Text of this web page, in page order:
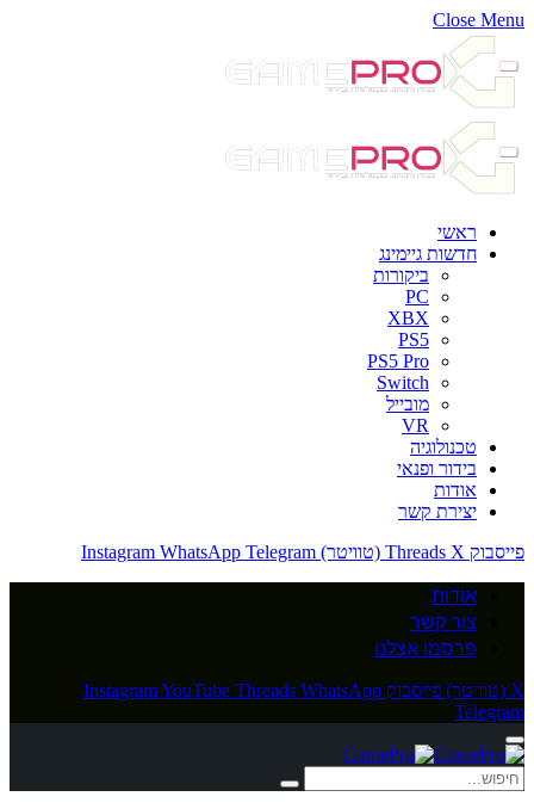
Close Menu
ראשי
חדשות גיימינג
ביקורות
PC
XBX
PS5
PS5 Pro
Switch
מובייל
VR
טכנולוגיה
בידור ופנאי
אודות
יצירת קשר
פייסבוק
Threads X (טוויטר) Instagram WhatsApp Telegram
אודות
צור קשר
פרסמו אצלנו
X (טוויטר) פייסבוק InstagramYouTube Threads WhatsApp
Telegram